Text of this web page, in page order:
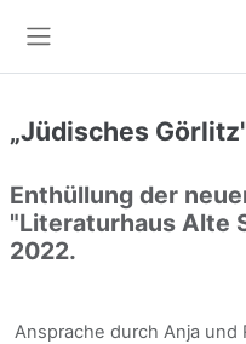
„Jüdisches
Enthüllung der
"Literaturhaus Alte
2022.
Ansprache durch Anja und